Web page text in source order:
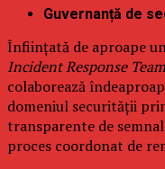
Guvernanță de
Înființată de aproape
Incident Response Team
colaborează
domeniul securității
transparente de
proces coordonat de